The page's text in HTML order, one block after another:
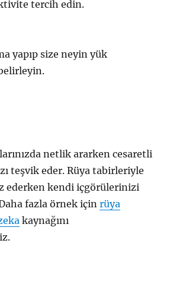
tercih edin.
yapıp size neyin yük
netlik ararken cesaretli
teşvik eder. Rüya tabirleriyle
ederken kendi içgörülerinizi
fazla örnek içinrüya
kaynağını